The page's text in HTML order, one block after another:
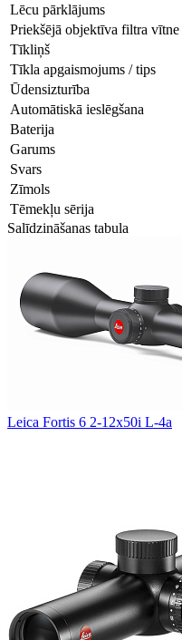
Lēcu pārklājums
Priekšējā objektīva filtra vītne
Tīkliņš
Tīkla apgaismojums / tips
Ūdensizturība
Automātiskā ieslēgšana
Baterija
Garums
Svars
Zīmols
Tēmekļu sērija
Salīdzināšanas tabula
Leica Fortis 6 2-12x50i L-4a